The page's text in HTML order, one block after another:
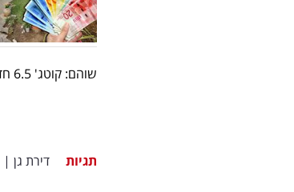
שוהם: קוטג' 6.5 חדרים ברחוב תבור, 156 מ''ר, גינה 50 מ''ר, חניה, נמכר ב-4.8 מיליון שקל.
תגיות דירת גן |